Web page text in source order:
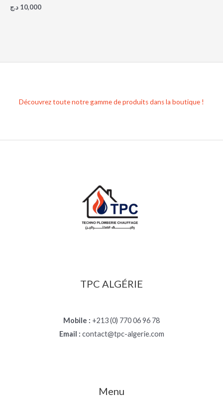
10,000 د.ج
Découvrez toute notre gamme de produits dans la boutique !
TPC ALGÉRIE
Mobile : +213 (0) 770 06 96 78
Email : contact@tpc-algerie.com
Menu